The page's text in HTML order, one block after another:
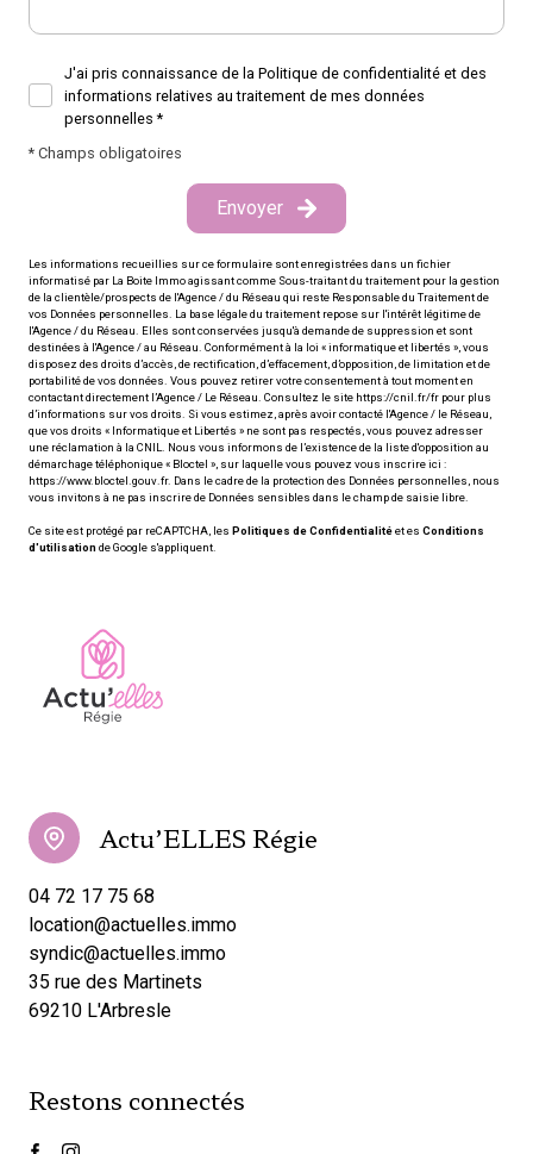
J'ai pris connaissance de la Politique de confidentialité et des
informations relatives au traitement de mes données
personnelles *
* Champs obligatoires
Envoyer
Les informations recueillies sur ce formulaire sont enregistrées dans un fichier
informatisé par La Boite Immo agissant comme Sous-traitant du traitement pour la gestion
de la clientèle/prospects de l'Agence / du Réseau qui reste Responsable du Traitement de
vos Données personnelles. La base légale du traitement repose sur l'intérêt légitime de
l'Agence / du Réseau. Elles sont conservées jusqu'à demande de suppression et sont
destinées à l'Agence / au Réseau. Conformément à la loi « informatique et libertés », vous
disposez des droits d’accès, de rectification, d’effacement, d’opposition, de limitation et de
portabilité de vos données. Vous pouvez retirer votre consentement à tout moment en
contactant directement l’Agence / Le Réseau. Consultez le site https://cnil.fr/fr pour plus
d’informations sur vos droits. Si vous estimez, après avoir contacté l'Agence / le Réseau,
que vos droits « Informatique et Libertés » ne sont pas respectés, vous pouvez adresser
une réclamation à la CNIL. Nous vous informons de l’existence de la liste d'opposition au
démarchage téléphonique « Bloctel », sur laquelle vous pouvez vous inscrire ici :
https://www.bloctel.gouv.fr. Dans le cadre de la protection des Données personnelles, nous
vous invitons à ne pas inscrire de Données sensibles dans le champ de saisie libre.
Ce site est protégé par reCAPTCHA, les Politiques de Confidentialitéet es Conditions
d'utilisation de Google s'appliquent.
Actu’ELLES Régie
04 72 17 75 68
location@actuelles.immo
syndic@actuelles.immo
35 rue des Martinets
69210 L'Arbresle
Restons connectés